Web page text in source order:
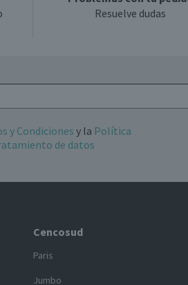
Resuelve dudas
y Condiciones y la Política
de datos
Cencosud
Paris
Jumbo